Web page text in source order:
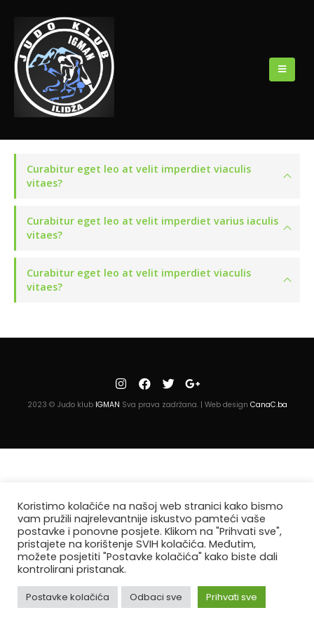
Curabitur eget leo at velit imperdiet viaculis
vitaes?
Curabitur eget leo at velit imperdiet varius iaculis
vitaes?
Curabitur eget leo at velit imperdiet viaculis
vitaes?
2023 © Judo klub IGMAN Sva prava zadržana. | Web design CanaC.ba
Koristimo kolačiće na našoj web stranici kako bismo
vam pružili najrelevantnije iskustvo pamteći vaše
postavke i ponovne posjete. Klikom na "Prihvati sve",
pristajete na korištenje SVIH kolačića. Međutim,
možete posjetiti "Postavke kolačića" kako biste dali
kontrolirani pristanak.
Postavke kolačića Odbaci sve Prihvati sve